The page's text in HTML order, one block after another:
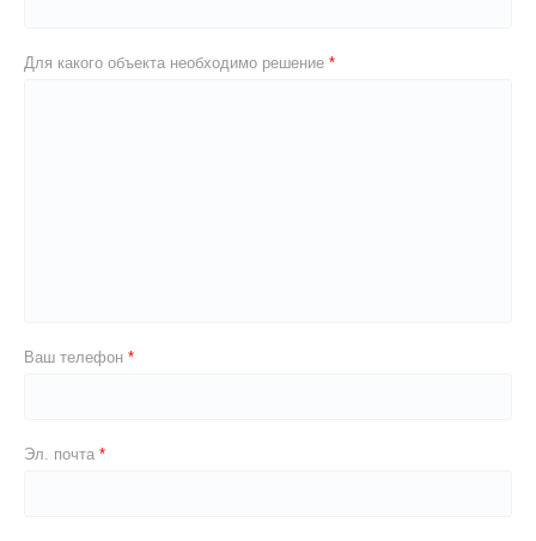
Для какого объекта необходимо решение
Ваш телефон
Эл. почта